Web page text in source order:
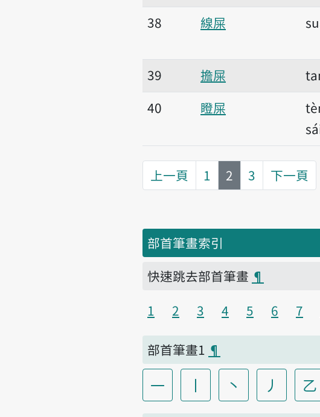
38 線屎
39
擔屎
40
瞪屎
上一頁 1 第
2 3 下一頁
部首筆畫索引
快速跳去部首筆畫 ¶
1
2 3 4 5 6 7
部首筆畫1 ¶
一 丨 丶 丿 乙